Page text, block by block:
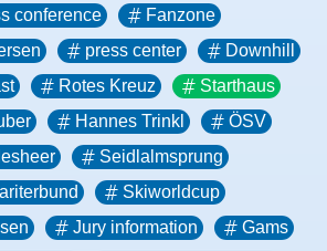
conference
Fanzone
press center
Downhill
Rotes Kreuz
Starthaus
Hannes Trinkl
ÖSV
Seidlalmsprung
Skiworldcup
Jury information
Gams